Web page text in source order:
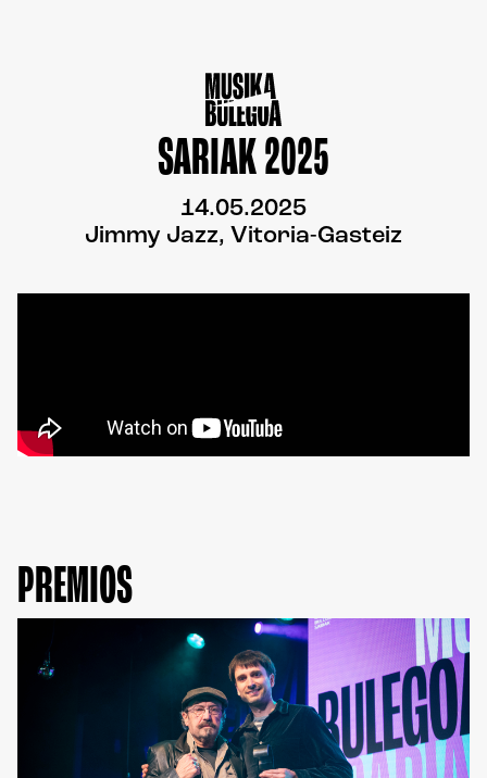
SARIAK 2025
14.05.2025
Jimmy Jazz, Vitoria-Gasteiz
PREMIOS